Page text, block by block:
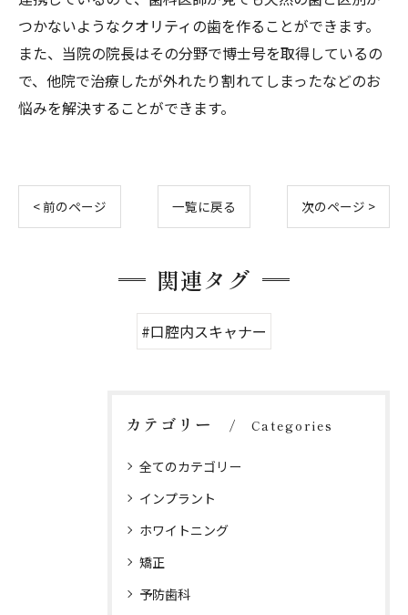
つかないようなクオリティの歯を作ることができます。
また、当院の院長はその分野で博士号を取得しているの
で、他院で治療したが外れたり割れてしまったなどのお
悩みを解決することができます。
< 前のページ 一覧に戻る 次のページ >
関連タグ
#口腔内スキャナー
カテゴリー Categories
全てのカテゴリー
インプラント
ホワイトニング
矯正
予防歯科